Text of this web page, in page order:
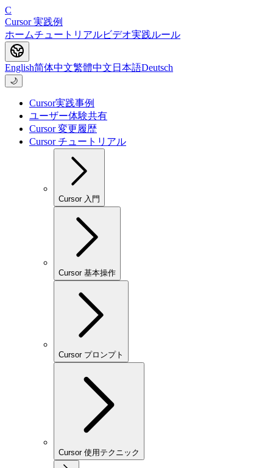
C
Cursor 実践例
ホームチュートリアルビデオ実践ルール
English简体中文繁體中文 日本語Deutsch
🌙
Cursor実践事例
ユーザー体験共有
Cursor 変更履歴
Cursor チュートリアル
Cursor 入門
Cursor 基本操作
Cursor プロンプト
Cursor 使用テクニック